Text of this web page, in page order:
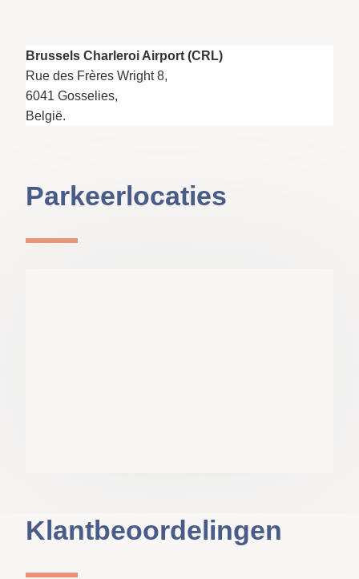
Brussels Charleroi Airport (CRL)
Rue des Frères Wright 8,
6041 Gosselies,
België.
Parkeerlocaties
Klantbeoordelingen